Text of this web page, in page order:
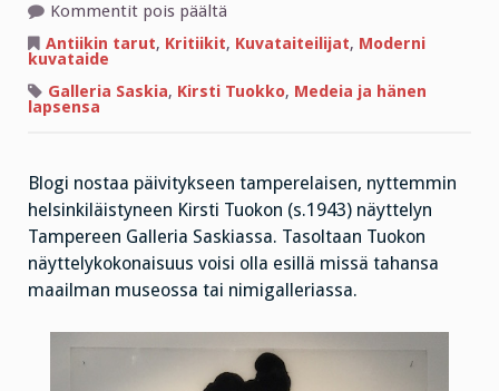
Kommentit pois päältä
ja
optista
Antiikin tarut, Kritiikit, Kuvataiteilijat, Moderni
kuvataide
Galleria Saskia, Kirsti Tuokko, Medeia ja hänen
lapsensa
Blogi nostaa päivitykseen tamperelaisen, nyttemmin
helsinkiläistyneen Kirsti Tuokon (s.1943) näyttelyn
Tampereen Galleria Saskiassa. Tasoltaan Tuokon
näyttelykokonaisuus voisi olla esillä missä tahansa
maailman museossa tai nimigalleriassa.